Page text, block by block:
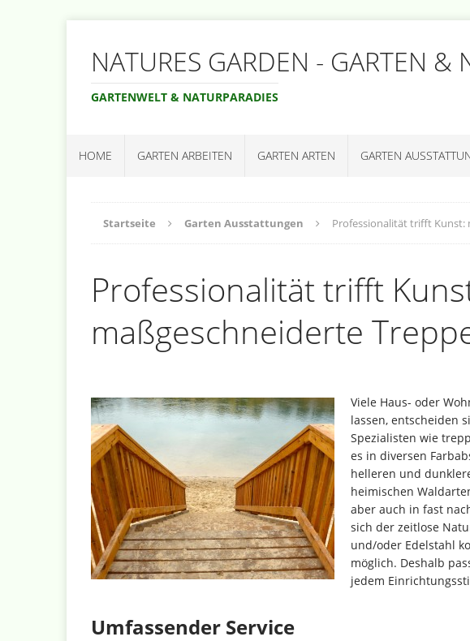
NATURES GARDEN - GARTEN &
GARTENWELT & NATURPARADIES
HOME GARTEN ARBEITEN GARTEN ARTEN GARTEN
Startseite Garten Ausstattungen Professionalität trifft Kunst:
Professionalität trifft
maßgeschneiderte
Viele Haus- oder
lassen, entscheiden
Spezialisten wie
es in diversen
helleren und
heimischen
aber auch in fast
sich der zeitlose
und/oder Edelstahl
möglich. Deshalb
jedem
Umfassender Service